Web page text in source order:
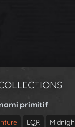
primitif
LQR